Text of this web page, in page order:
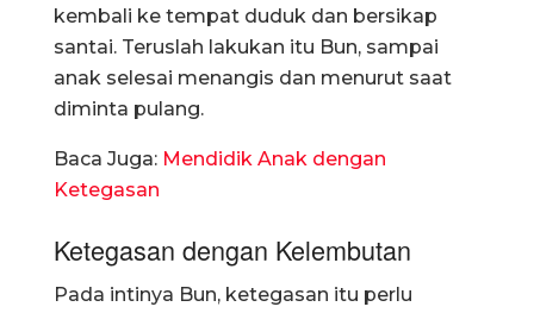
kembali ke tempat duduk dan bersikap
santai. Teruslah lakukan itu Bun, sampai
anak selesai menangis dan menurut saat
diminta pulang.
Baca Juga: Mendidik Anak dengan
Ketegasan
Ketegasan dengan Kelembutan
Pada intinya Bun, ketegasan itu perlu